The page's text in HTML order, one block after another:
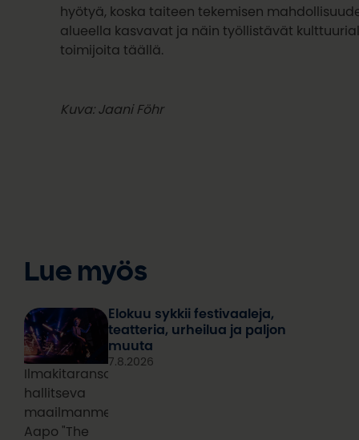
hyötyä, koska taiteen tekemisen
alueella kasvavat ja näin työllistävät
toimijoita täällä.
Kuva: Jaani Föhr
Lue myös
Ilmakitaransoiton
hallitseva
maailmanmestari
Aapo "The
Elokuu sykkii festivaaleja,
teatteria, urheilua ja paljon
muuta
7.8.2026